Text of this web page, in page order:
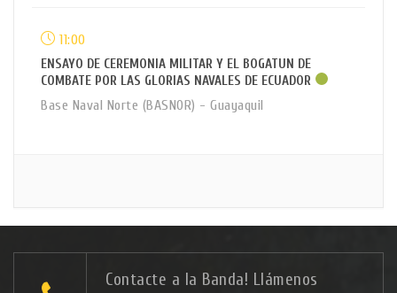
11:00
ENSAYO DE CEREMONIA MILITAR Y EL BOGATUN DE
COMBATE POR LAS GLORIAS NAVALES DE ECUADOR
Base Naval Norte (BASNOR) - Guayaquil
Contacte a la Banda! Llámenos